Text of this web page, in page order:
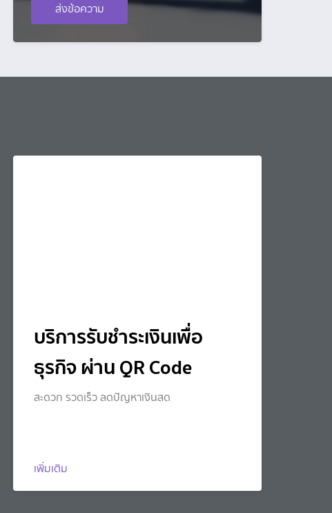
ส่งข้อความ
บริการรับชำระเงินเพื่อ
ธุรกิจ ผ่าน QR Code
สะดวก รวดเร็ว ลดปัญหาเงินสด
เพิ่มเติม